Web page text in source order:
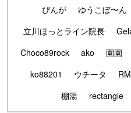
ぴんが
ゆうこぼ〜ん
立川ほっとライン院長
Choco89rock
ako 園園
ko88201
ウチータ RM
棚湯
rectangle